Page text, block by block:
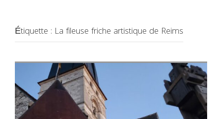
Étiquette : La fileuse friche artistique de Reims